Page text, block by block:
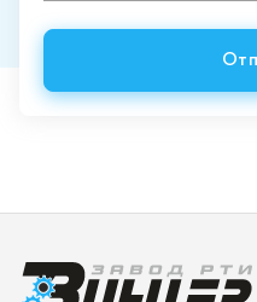
Спецпредложения